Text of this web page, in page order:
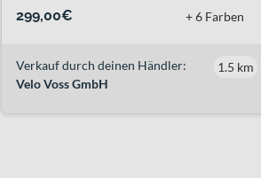
299,00€ + 6 Farben
Verkauf durch deinen Händler:
Velo Voss GmbH
1.5 km